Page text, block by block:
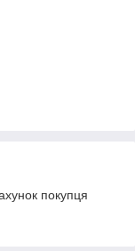
покупця